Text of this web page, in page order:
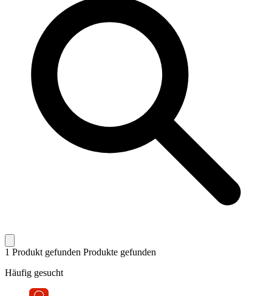
1 Produkt gefunden Produkte gefunden
Häufig gesucht